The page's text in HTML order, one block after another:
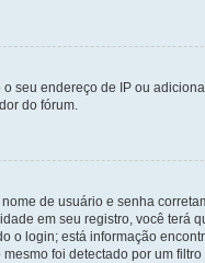
seu endereço de IP ou
do fórum.
de usuário e senha
em seu registro, você terá
o login; está informação
foi detectado por um